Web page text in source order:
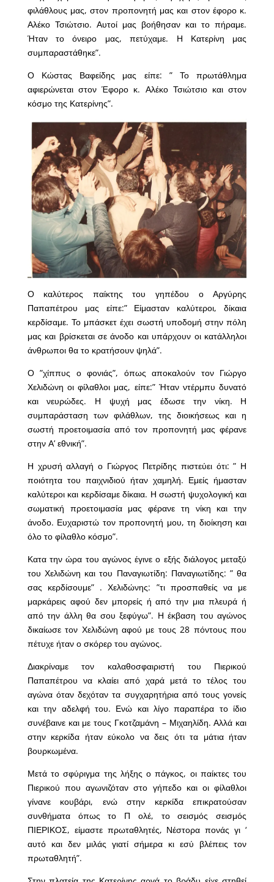
φιλάθλους μας, στον προπονητή μας και στον έφορο κ.
Αλέκο Τσιώτσιο. Αυτοί μας βοήθησαν και το πήραμε.
Ήταν το όνειρο μας, πετύχαμε. Η Κατερίνη μας
συμπαραστάθηκε”.
Ο Κώστας Βαφείδης μας είπε: ” Το πρωτάθλημα
αφιερώνεται στον Έφορο κ. Αλέκο Τσιώτσιο και στον
κόσμο της Κατερίνης”.
Ο καλύτερος παίκτης του γηπέδου ο Αργύρης
Παπαπέτρου μας είπε:” Είμασταν καλύτεροι, δίκαια
κερδίσαμε. Το μπάσκετ έχει σωστή υποδομή στην πόλη
μας και βρίσκεται σε άνοδο και υπάρχουν οι κατάλληλοι
άνθρωποι θα το κρατήσουν ψηλά”.
Ο ”χίππυς ο φονιάς”, όπως αποκαλούν τον Γιώργο
Χελιδώνη οι φίλαθλοι μας, είπε:” Ήταν ντέρμπυ δυνατό
και νευρώδες. Η ψυχή μας έδωσε την νίκη. Η
συμπαράσταση των φιλάθλων, της διοικήσεως και η
σωστή προετοιμασία από τον προπονητή μας φέρανε
στην Α’ εθνική”.
Η χρυσή αλλαγή ο Γιώργος Πετρίδης πιστεύει ότι: ” Η
ποιότητα του παιχνιδιού ήταν χαμηλή. Εμείς ήμασταν
καλύτεροι και κερδίσαμε δίκαια. Η σωστή ψυχολογική και
σωματική προετοιμασία μας φέρανε τη νίκη και την
άνοδο. Ευχαριστώ τον προπονητή μου, τη διοίκηση και
όλο το φίλαθλο κόσμο”.
Κατα την ώρα του αγώνος έγινε ο εξής διάλογος μεταξύ
του Χελιδώνη και του Παναγιωτίδη: Παναγιωτίδης: ” θα
σας κερδίσουμε” . Χελιδώνης: ”τι προσπαθείς να με
μαρκάρεις αφού δεν μπορείς ή από την μια πλευρά ή
από την άλλη θα σου ξεφύγω”. Η έκβαση του αγώνος
δικαίωσε τον Χελιδώνη αφού με τους 28 πόντους που
πέτυχε ήταν ο σκόρερ του αγώνος.
Διακρίναμε τον καλαθοσφαιριστή του Πιερικού
Παπαπέτρου να κλαίει από χαρά μετά το τέλος του
αγώνα όταν δεχόταν τα συγχαρητήρια από τους γονείς
και την αδελφή του. Ενώ και λίγο παραπέρα το ίδιο
συνέβαινε και με τους Γκοτζαμάνη – Μιχαηλίδη. Αλλά και
στην κερκίδα ήταν εύκολο να δεις ότι τα μάτια ήταν
βουρκωμένα.
Μετά το σφύριγμα της λήξης ο πάγκος, οι παίκτες του
Πιερικού που αγωνιζόταν στο γήπεδο και οι φίλαθλοι
γίνανε κουβάρι, ενώ στην κερκίδα επικρατούσαν
συνθήματα όπως το Π ολέ, το σεισμός σεισμός
ΠΙΕΡΙΚΟΣ, είμαστε πρωταθλητές, Νέστορα πονάς γι ‘
αυτό και δεν μιλάς γιατί σήμερα κι εσύ βλέπεις τον
πρωταθλητή”.